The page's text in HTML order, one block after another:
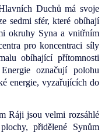
Duchů má svoje
sedmi sfér, které obíhají
okruhy Syna a vnitřním
pro koncentraci síly
obíhající přítomnosti
označují polohu
energie, vyzařujících do
Ráji jsou velmi rozsáhlé
přidělené Synům